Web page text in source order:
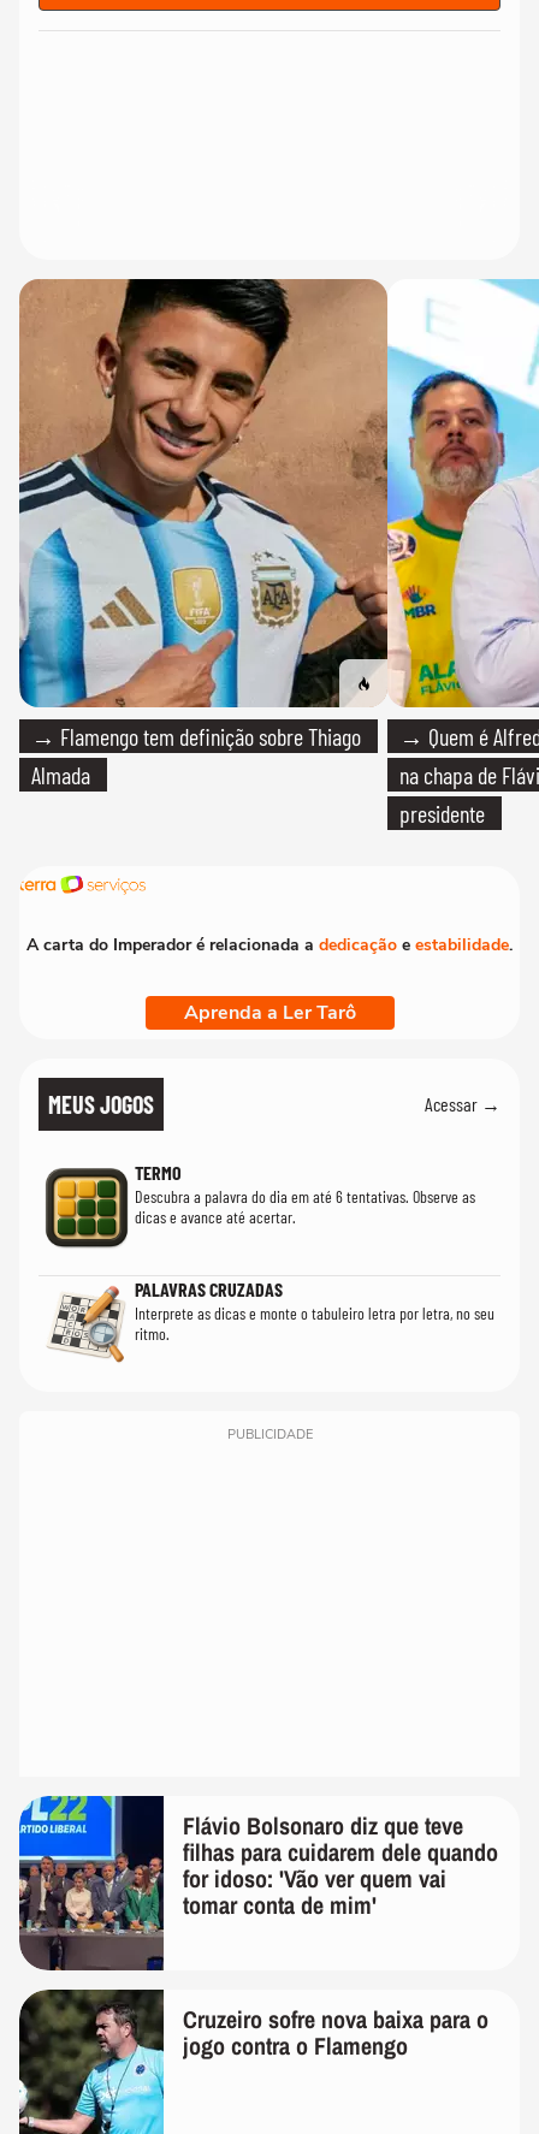
→ Flamengo tem definição sobre Thiago
Almada
→ Quem é
na chapa de
presidente
A carta do Imperador é relacionada a dedicação e estabilidade.
Aprenda a Ler Tarô
MEUS JOGOS Acessar →
TERMO
Descubra a palavra do dia em até 6 tentativas. Observe as
dicas e avance até acertar.
PALAVRAS CRUZADAS
Interprete as dicas e monte o tabuleiro letra por letra, no seu
ritmo.
PUBLICIDADE
Flávio Bolsonaro diz que teve
filhas para cuidarem dele quando
for idoso: 'Vão ver quem vai
tomar conta de mim'
Cruzeiro sofre nova baixa para o
jogo contra o Flamengo